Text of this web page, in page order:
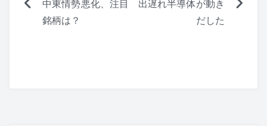
投
中東情勢悪化、注目
銘柄は？
出遅れ半導体が動き
だした